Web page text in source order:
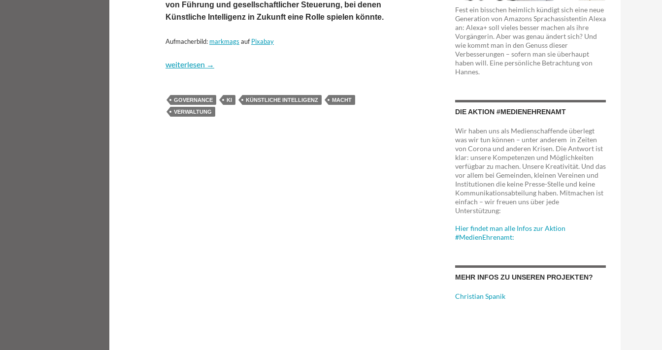
von Führung und gesellschaftlicher Steuerung, bei denen
Künstliche Intelligenz in Zukunft eine Rolle spielen könnte.
Aufmacherbild: markmags aufPixabay
Inside KI: KI und Governance
weiterlesen →
GOVERNANCE KI KÜNSTLICHE INTELLIGENZ
MACHT
VERWALTUNG
Fest ein bisschen heimlich kündigt sich eine neue
Generation von Amazons Sprachassistentin Alexa
an: Alexa+ soll vieles besser machen als ihre
Vorgängerin. Aber was genau ändert sich? Und
wie kommt man in den Genuss dieser
Verbesserungen – sofern man sie überhaupt
haben will. Eine persönliche Betrachtung von
Hannes.
DIE AKTION #MEDIENEHRENAMT
Wir haben uns als Medienschaffende überlegt
was wir tun können – unter anderem in Zeiten
von Corona und anderen Krisen. Die Antwort ist
klar: unsere Kompetenzen und Möglichkeiten
verfügbar zu machen. Unsere Kreativität. Und das
vor allem bei Gemeinden, kleinen Vereinen und
Institutionen die keine Presse-Stelle und keine
Kommunikationsabteilung haben. Mitmachen ist
einfach – wir freuen uns über jede
Unterstützung:
Hier findet man alle Infos zur Aktion
#MedienEhrenamt:
MEHR INFOS ZU UNSEREN PROJEKTEN?
Christian Spanik